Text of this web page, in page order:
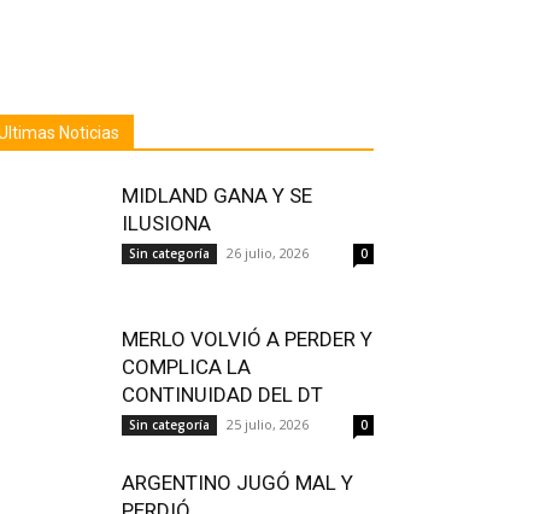
Noticias
MIDLAND GANA Y SE
ILUSIONA
Sin categoría 26 julio, 2026 0
MERLO VOLVIÓ A PERDER Y
COMPLICA LA
CONTINUIDAD DEL DT
Sin categoría 25 julio, 2026 0
ARGENTINO JUGÓ MAL Y